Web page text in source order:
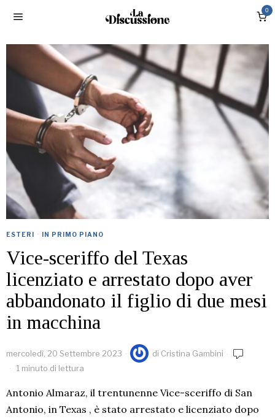
0
ESTERI · IN PRIMO PIANO
Vice-sceriffo del Texas
licenziato e arrestato dopo aver
abbandonato il figlio di due mesi
in macchina
mercoledì, 20 Settembre 2023 di Cristina Gambini
1 minuto di lettura
Antonio Almaraz, il trentunenne Vice-sceriffo di San
Antonio, in Texas , è stato arrestato e licenziato dopo